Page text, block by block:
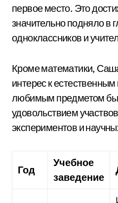
первое место. Это
значительно подняло в
одноклассников и
Кроме математики,
интерес к
любимым предметом
удовольствием
экспериментов и
Год
Учебное
заведение